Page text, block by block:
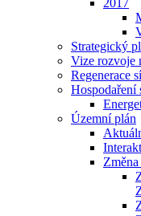
2017
Strategický
Vize rozvoje
Regenerace
Hospodaření
Územní plán